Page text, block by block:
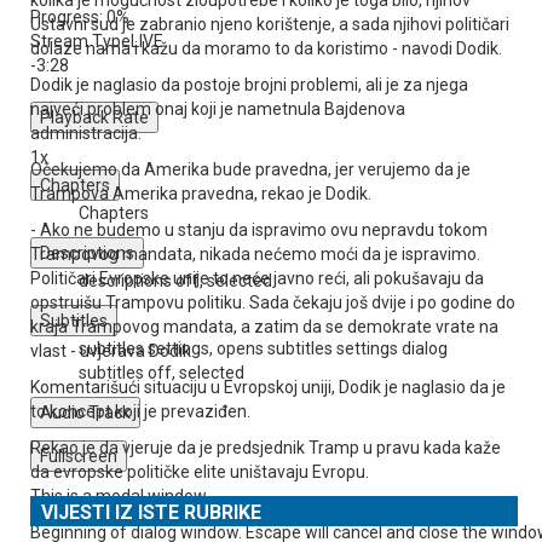
Progress: 0%
Stream Type LIVE
-3:28
Playback Rate
1x
Chapters
Chapters
Descriptions
descriptions off, selected
Subtitles
subtitles settings, opens subtitles settings dialog
subtitles off, selected
Audio Track
Fullscreen
This is a modal window.
Beginning of dialog window. Escape will cancel and close the
Ustavni sud je zabranio njeno korištenje, a sada njihovi političari
dolaze nama i kažu da moramo to da koristimo - navodi Dodik.
Dodik je naglasio da postoje brojni problemi, ali je za njega
najveći problem onaj koji je nametnula Bajdenova
administracija.
Očekujemo da Amerika bude pravedna, jer verujemo da je
Trampova Amerika pravedna, rekao je Dodik.
- Ako ne budemo u stanju da ispravimo ovu nepravdu tokom
Trampovog mandata, nikada nećemo moći da je ispravimo.
Političari Evropske unije to neće javno reći, ali pokušavaju da
opstruišu Trampovu politiku. Sada čekaju još dvije i po godine do
kraja Trampovog mandata, a zatim da se demokrate vrate na
vlast - uvjerava Dodik.
Komentarišući situaciju u Evropskoj uniji, Dodik je naglasio da je
to koncept koji je prevaziđen.
Rekao je da vjeruje da je predsjednik Tramp u pravu kada kaže
da evropske političke elite uništavaju Evropu.
VIJESTI IZ ISTE RUBRIKE